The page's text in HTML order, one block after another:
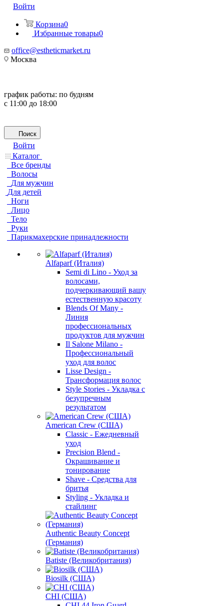
Войти
Корзина0
Избранные товары0
office@estheticmarket.ru
Москва
график работы: по будням
с 11:00 до 18:00
Поиск
Войти
Каталог
Все бренды
Волосы
Для мужчин
Для детей
Ноги
Лицо
Тело
Руки
Парикмахерские принадлежности
Alfaparf (Италия)
Semi di Lino - Уход за
волосами,
подчеркивающий вашу
естественную красоту
Blends Of Many -
Линия
профессиональных
продуктов для мужчин
Il Salone Milano -
Профессиональный
уход для волос
Lisse Design -
Трансформация волос
Style Stories - Укладка с
безупречным
результатом
American Crew (США)
Classic - Ежедневный
уход
Precision Blend -
Окрашивание и
тонирование
Shave - Средства для
бритья
Styling - Укладка и
стайлинг
Authentic Beauty Concept
(Германия)
Batiste (Великобритания)
Biosilk (США)
CHI (США)